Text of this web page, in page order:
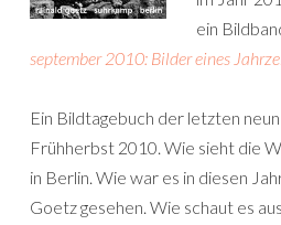
ein
september 2010: Bilder eines
Ein Bildtagebuch der letzten
Frühherbst 2010. Wie sieht die
in Berlin. Wie war es in diesen
Goetz gesehen. Wie schaut es